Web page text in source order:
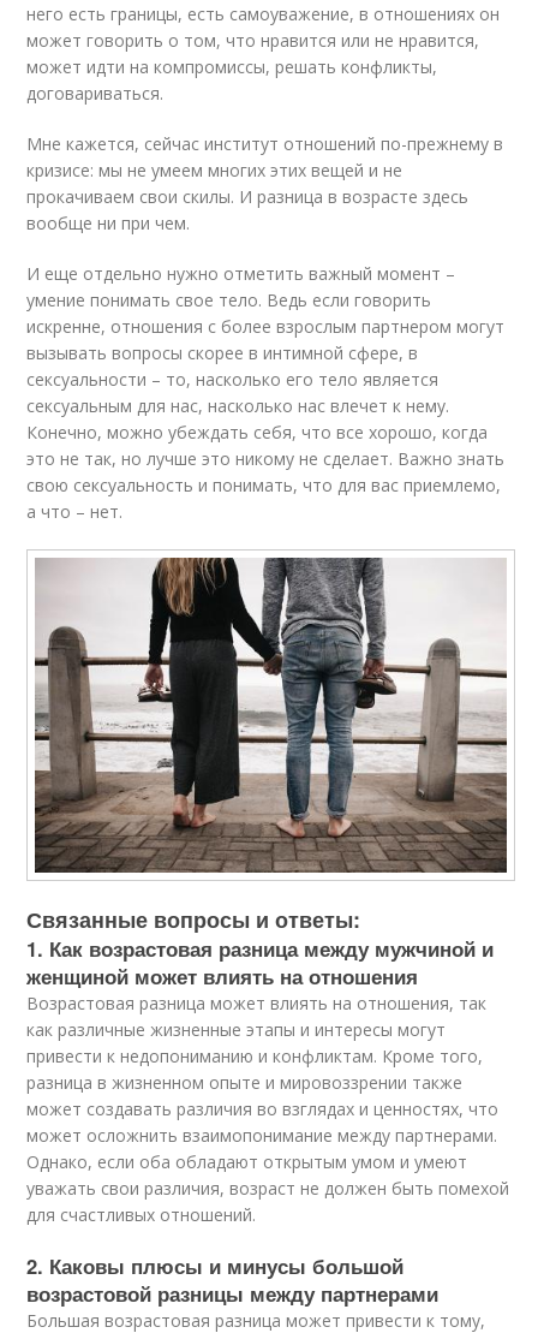
него есть границы, есть самоуважение, в отношениях он
может говорить о том, что нравится или не нравится,
может идти на компромиссы, решать конфликты,
договариваться.
Мне кажется, сейчас институт отношений по-прежнему в
кризисе: мы не умеем многих этих вещей и не
прокачиваем свои скилы. И разница в возрасте здесь
вообще ни при чем.
И еще отдельно нужно отметить важный момент –
умение понимать свое тело. Ведь если говорить
искренне, отношения с более взрослым партнером могут
вызывать вопросы скорее в интимной сфере, в
сексуальности – то, насколько его тело является
сексуальным для нас, насколько нас влечет к нему.
Конечно, можно убеждать себя, что все хорошо, когда
это не так, но лучше это никому не сделает. Важно знать
свою сексуальность и понимать, что для вас приемлемо,
а что – нет.
Связанные вопросы и ответы:
1. Как возрастовая разница между мужчиной и
женщиной может влиять на отношения
Возрастовая разница может влиять на отношения, так
как различные жизненные этапы и интересы могут
привести к недопониманию и конфликтам. Кроме того,
разница в жизненном опыте и мировоззрении также
может создавать различия во взглядах и ценностях, что
может осложнить взаимопонимание между партнерами.
Однако, если оба обладают открытым умом и умеют
уважать свои различия, возраст не должен быть помехой
для счастливых отношений.
2. Каковы плюсы и минусы большой
возрастовой разницы между партнерами
Большая возрастовая разница может привести к тому,